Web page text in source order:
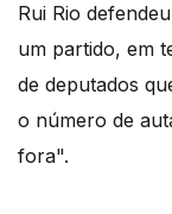
Rui Rio
um partido, em
de deputados
o número de
fora".